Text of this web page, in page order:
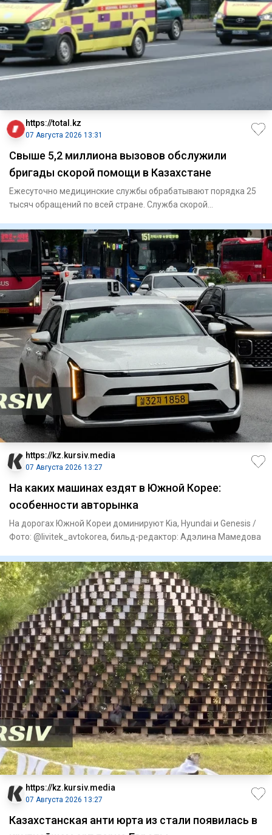
https://total.kz
07 Августа 2026 13:31
Свыше 5,2 миллиона вызовов обслужили
бригады скорой помощи в Казахстане
Ежесуточно медицинские службы обрабатывают порядка 25
тысяч обращений по всей стране. Служба скорой
https://kz.kursiv.media
07 Августа 2026 13:27
На каких машинах ездят в Южной Корее:
особенности авторынка
На дорогах Южной Кореи доминируют Kia, Hyundai и Genesis /
Фото: @livitek_avtokorea, бильд-редактор: Адэлина Мамедова
https://kz.kursiv.media
07 Августа 2026 13:27
Казахстанская анти юрта из стали появилась в